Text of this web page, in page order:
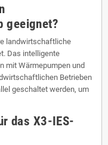
geeignet?
landwirtschaftliche
Das intelligente
mit Wärmepumpen und
Betrieben
geschaltet werden, um
das X3-IES-